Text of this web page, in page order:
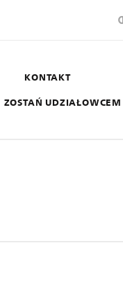
KONTAKT
ZOSTAŃ UDZIAŁOWCEM